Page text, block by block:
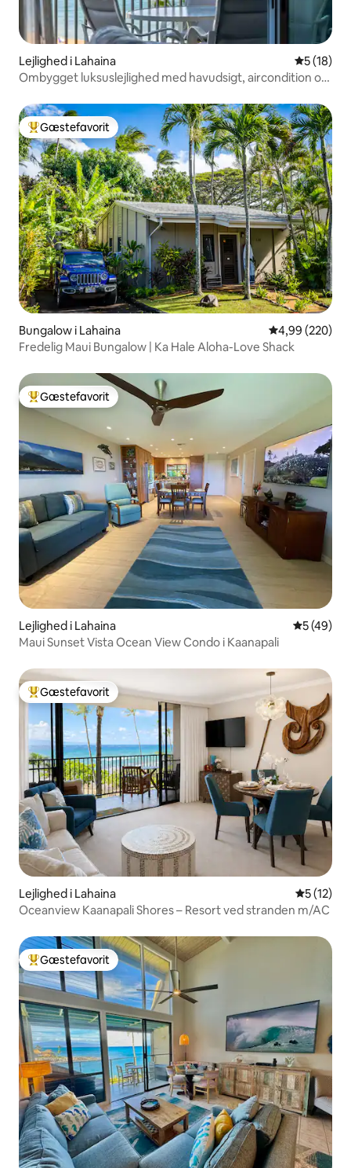
Lejlighed i Lahaina 5 ud af 5 i
5 (18)
Ombygget luksuslejlighed med havudsigt, aircondition og
Bedste gæstefavorit
Gæstefavorit
Bungalow i Lahaina 4,99 ud af 5 i
4,99 (220)
Fredelig Maui Bungalow | Ka Hale Aloha-Love Shack
Bedste gæstefavorit
Gæstefavorit
Lejlighed i Lahaina 5 ud af 5 i
5 (49)
Maui Sunset Vista Ocean View Condo i Kaanapali
Bedste gæstefavorit
Gæstefavorit
Lejlighed i Lahaina 5 ud af 5
5 (12)
Oceanview Kaanapali Shores – Resort ved stranden m/AC
Bedste gæstefavorit
Gæstefavorit